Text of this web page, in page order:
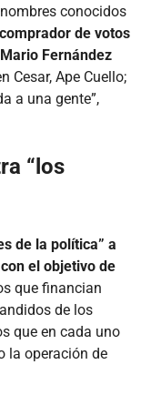
conocidos
de votos
Fernández
Cesar, Ape Cuello;
a una gente”,
“los
de la política” a
el objetivo de
que financian
de los
que en cada uno
la operación de